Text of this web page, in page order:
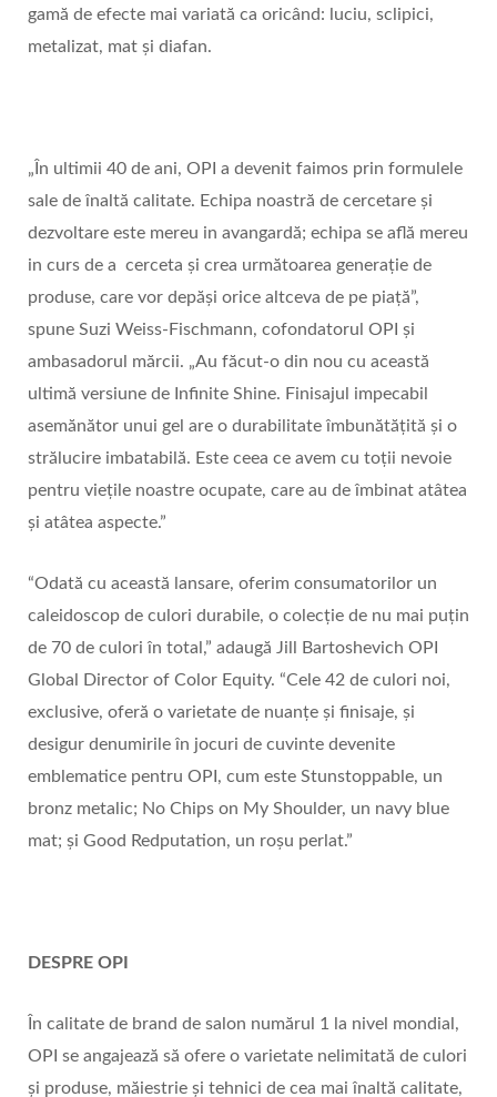
gamă de efecte mai variată ca oricând: luciu, sclipici,
metalizat, mat și diafan.
„În ultimii 40 de ani, OPI a devenit faimos prin formulele
sale de înaltă calitate. Echipa noastră de cercetare și
dezvoltare este mereu in avangardă; echipa se află mereu
in curs de a cerceta și crea următoarea generație de
produse, care vor depăși orice altceva de pe piață”,
spune Suzi Weiss-Fischmann, cofondatorul OPI și
ambasadorul mărcii. „Au făcut-o din nou cu această
ultimă versiune de Infinite Shine. Finisajul impecabil
asemănător unui gel are o durabilitate îmbunătățită și o
strălucire imbatabilă. Este ceea ce avem cu toții nevoie
pentru viețile noastre ocupate, care au de îmbinat atâtea
și atâtea aspecte.”
“Odată cu această lansare, oferim consumatorilor un
caleidoscop de culori durabile, o colecție de nu mai puțin
de 70 de culori în total,” adaugă Jill Bartoshevich OPI
Global Director of Color Equity. “Cele 42 de culori noi,
exclusive, oferă o varietate de nuanțe și finisaje, și
desigur denumirile în jocuri de cuvinte devenite
emblematice pentru OPI, cum este Stunstoppable, un
bronz metalic; No Chips on My Shoulder, un navy blue
mat; și Good Redputation, un roșu perlat.”
DESPRE OPI
În calitate de brand de salon numărul 1 la nivel mondial,
OPI se angajează să ofere o varietate nelimitată de culori
și produse, măiestrie și tehnici de cea mai înaltă calitate,